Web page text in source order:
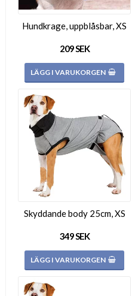
Hundkrage, uppblåsbar, XS
209 SEK
LÄGG I VARUKORGEN
Skyddande body 25cm, XS
349 SEK
LÄGG I VARUKORGEN